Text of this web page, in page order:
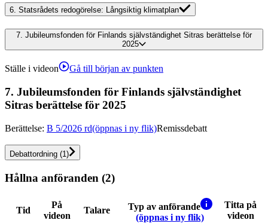
6. Statsrådets redogörelse: Långsiktig klimatplan
7. Jubileumsfonden för Finlands självständighet Sitras berättelse för
2025
Ställe i videon Gå till början av punkten
7. Jubileumsfonden för Finlands självständighet
Sitras berättelse för 2025
Berättelse: B 5/2026 rd(öppnas i ny flik)Remissdebatt
Debattordning (1)
Hållna anföranden (2)
Tid
På
videon
Talare
Typ av anförande
(öppnas i ny flik)
Titta på
videon